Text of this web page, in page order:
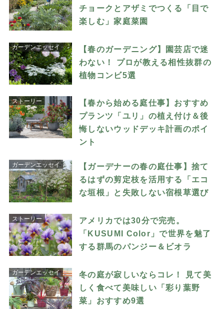
チョークとアザミでつくる「目で
楽しむ」家庭菜園
ガーデンエッセイ
【春のガーデニング】園芸店で迷
わない！ プロが教える相性抜群の
植物コンビ5選
ストーリー
【春から始める庭仕事】おすすめ
プランツ「ユリ」の植え付け＆後
悔しないウッドデッキ計画のポイ
ント
ガーデンエッセイ
【ガーデナーの春の庭仕事】捨て
るはずの剪定枝を活用する「エコ
な垣根」と失敗しない宿根草選び
ストーリー
アメリカでは30分で完売。
「KUSUMI Color」で世界を魅了
する群馬のパンジー＆ビオラ
ガーデンエッセイ
冬の庭が寂しいならコレ！ 見て美
しく食べて美味しい「彩り葉野
菜」おすすめ9選